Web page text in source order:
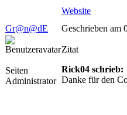
Website
Gr@n@dE
Geschrieben am
Seiten
Administrator
Zitat
Rick04 schrieb:
Danke für den